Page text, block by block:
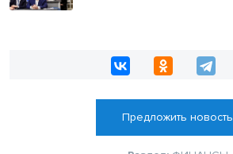
Предложить новость